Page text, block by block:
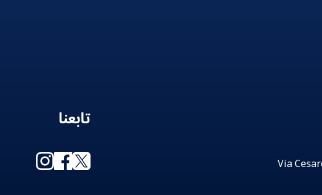
Via
تابعنا